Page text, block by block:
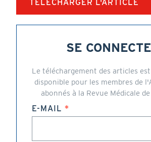
TÉLÉCHARGER L'ARTICLE
SE
Le téléchargement des articles
disponible pour les membres de
abonnés à la Revue Médicale
E-MAIL